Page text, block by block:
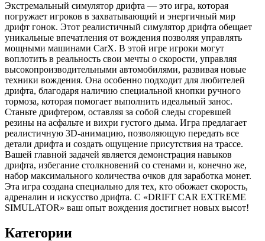
Экстремальный симулятор дрифта — это игра, которая
погружает игроков в захватывающий и энергичный мир
дрифт гонок. Этот реалистичный симулятор дрифта обещает
уникальные впечатления от вождения позволяя управлять
мощными машинами CarX. В этой игре игроки могут
воплотить в реальность свои мечты о скорости, управляя
высокопроизводительными автомобилями, развивая новые
техники вождения. Она особенно подходит для любителей
дрифта, благодаря наличию специальной кнопки ручного
тормоза, которая помогает выполнить идеальный занос.
Станьте дрифтером, оставляя за собой следы сгоревшей
резины на асфальте и вихри густого дыма. Игра предлагает
реалистичную 3D-анимацию, позволяющую передать все
детали дрифта и создать ощущение присутствия на трассе.
Вашей главной задачей является демонстрация навыков
дрифта, избегание столкновений со стенами и, конечно же,
набор максимального количества очков для заработка монет.
Эта игра создана специально для тех, кто обожает скорость,
адреналин и искусство дрифта. С «DRIFT CAR EXTREME
SIMULATOR» ваш опыт вождения достигнет новых высот!
Категории